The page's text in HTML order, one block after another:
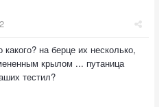
на берце их несколько,
крылом ... путаница
тестил?